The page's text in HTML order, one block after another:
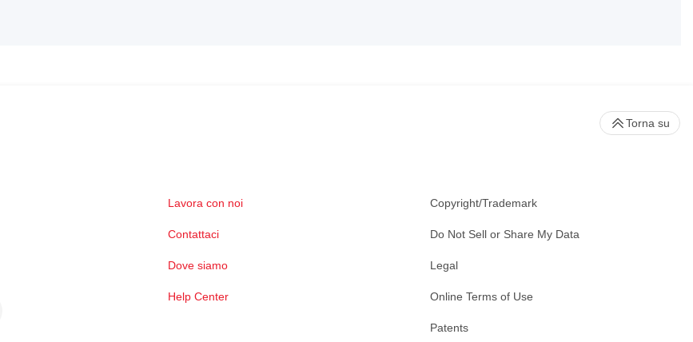
Lavora con noi
Contattaci
Dove siamo
Help Center
Copyright/Trademark
Do Not Sell or Share My Data
Legal
Online Terms of Use
Patents
Torna su